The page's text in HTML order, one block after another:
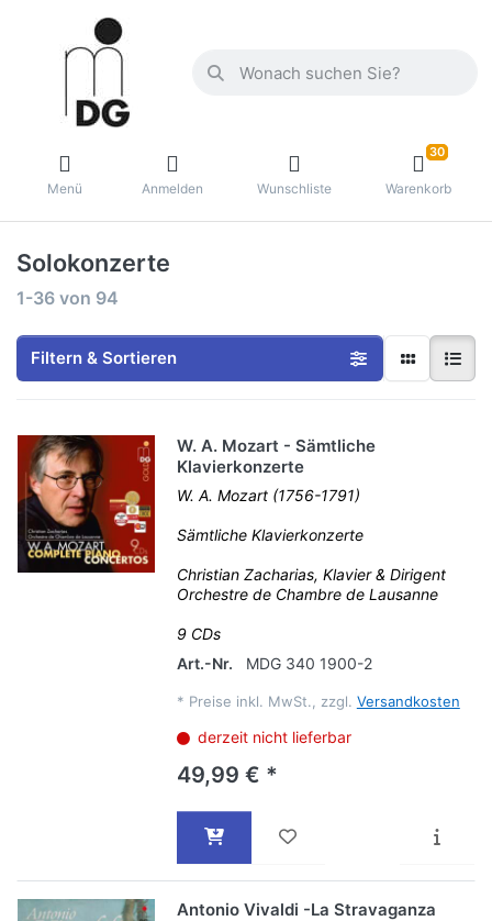
Menü Anmelden Wunschliste
30
Warenkorb
Solokonzerte
1-36 von 94
Filtern & Sortieren
W. A. Mozart - Sämtliche
Klavierkonzerte
W. A. Mozart (1756-1791)
Sämtliche Klavierkonzerte
Christian Zacharias, Klavier & Dirigent
Orchestre de Chambre de Lausanne
9 CDs
Art.-Nr.
MDG 340 1900-2
* Preise inkl. MwSt., zzgl. Versandkosten
derzeit nicht lieferbar
49,99 € *
Antonio Vivaldi -La Stravaganza